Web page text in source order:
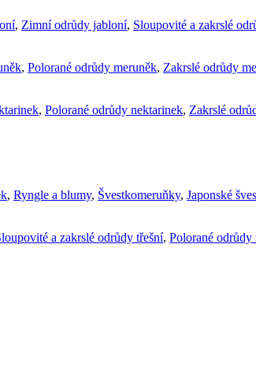
, Zimní odrůdy jabloní, Sloupovité a zakrslé
, Polorané odrůdy meruněk, Zakrslé odrůdy
, Polorané odrůdy nektarinek, Zakrslé
, Ryngle a blumy, Švestkomeruňky, Japonské
a zakrslé odrůdy třešní, Polorané odrůdy